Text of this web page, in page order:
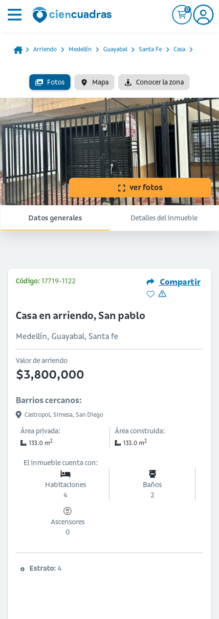
0
Arriendo Medellín Guayabal Santa Fe Casa
Fotos Mapa Conocer la zona
ver fotos
Datos generales Detalles del inmueble
Código: 17719-1122 Compartir
Casa en arriendo, San pablo
Medellín, Guayabal, Santa fe
Valor de arriendo
$3,800,000
Barrios cercanos:
Castropol, Simesa, San Diego
Área privada:
133.0 m2
Área construida:
133.0 m2
El inmueble cuenta con:
Habitaciones
4
Baños
2
Ascensores
0
Estrato: 4